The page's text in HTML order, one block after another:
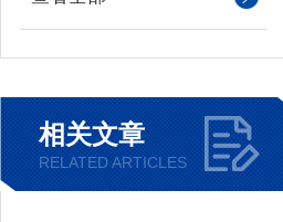
相关文章
RELATED ARTICLES